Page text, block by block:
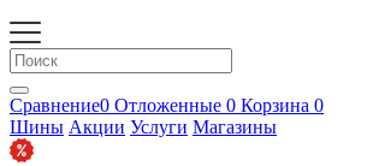
Сравнение0 Отложенные 0 Корзина 0
Шины Акции Услуги Магазины